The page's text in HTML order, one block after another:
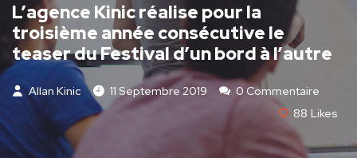
L’agence Kinic réalise pour la
troisième année consécutive le
teaser du Festival d’un bord à l’autre
Allan Kinic 11 Septembre 2019
0 Commentaire
88 Likes